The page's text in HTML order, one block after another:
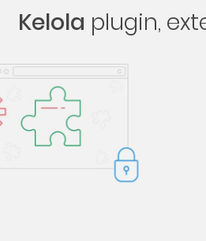
Kelola plugin,